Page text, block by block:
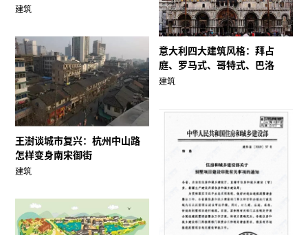
建筑
意大利四大建筑风格：拜占
庭、罗马式、哥特式、巴洛
建筑
王澍谈城市复兴：杭州中山路
怎样变身南宋御街
建筑